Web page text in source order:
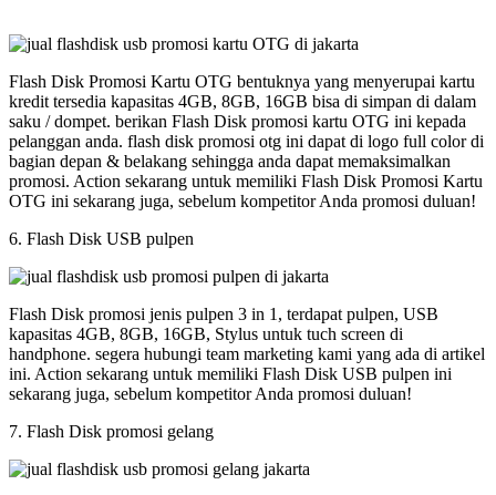
Flash Disk Promosi Kartu OTG bentuknya yang menyerupai kartu
kredit tersedia kapasitas 4GB, 8GB, 16GB bisa di simpan di dalam
saku / dompet. berikan Flash Disk promosi kartu OTG ini kepada
pelanggan anda. flash disk promosi otg ini dapat di logo full color di
bagian depan & belakang sehingga anda dapat memaksimalkan
promosi. Action sekarang untuk memiliki Flash Disk Promosi Kartu
OTG ini sekarang juga, sebelum kompetitor Anda promosi duluan!
6. Flash Disk USB pulpen
Flash Disk promosi jenis pulpen 3 in 1, terdapat pulpen, USB
kapasitas 4GB, 8GB, 16GB, Stylus untuk tuch screen di
handphone. segera hubungi team marketing kami yang ada di artikel
ini. Action sekarang untuk memiliki Flash Disk USB pulpen ini
sekarang juga, sebelum kompetitor Anda promosi duluan!
7. Flash Disk promosi gelang